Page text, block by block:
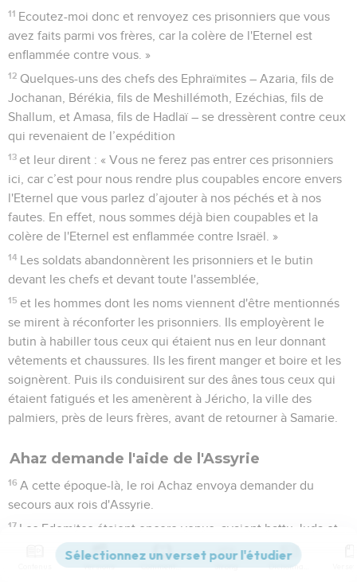
11 Ecoutez-moi donc et renvoyez ces prisonniers que vous
avez faits parmi vos frères, car la colère de l'Eternel est
enflammée contre vous. »
12 Quelques-uns des chefs des Ephraïmites – Azaria, fils de
Jochanan, Bérékia, fils de Meshillémoth, Ezéchias, fils de
Shallum, et Amasa, fils de Hadlaï – se dressèrent contre ceux
qui revenaient de l’expédition
13 et leur dirent : « Vous ne ferez pas entrer ces prisonniers
ici, car c’est pour nous rendre plus coupables encore envers
l'Eternel que vous parlez d’ajouter à nos péchés et à nos
fautes. En effet, nous sommes déjà bien coupables et la
colère de l'Eternel est enflammée contre Israël. »
14 Les soldats abandonnèrent les prisonniers et le butin
devant les chefs et devant toute l'assemblée,
15 et les hommes dont les noms viennent d'être mentionnés
se mirent à réconforter les prisonniers. Ils employèrent le
butin à habiller tous ceux qui étaient nus en leur donnant
vêtements et chaussures. Ils les firent manger et boire et les
soignèrent. Puis ils conduisirent sur des ânes tous ceux qui
étaient fatigués et les amenèrent à Jéricho, la ville des
palmiers, près de leurs frères, avant de retourner à Samarie.
Ahaz demande l'aide de l'Assyrie
16 A cette époque-là, le roi Achaz envoya demander du
secours aux rois d'Assyrie.
17 Les Edomites étaient encore venus, avaient battu Juda et
emmené des prisonniers.
Quant aux Philistins, ils avaient lancé une attaque contre
Versions Commentaires Strong